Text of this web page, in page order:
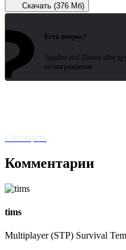
Скачать (376 Мб)
Есть вопрос?
Задайте его! Помогайте
вознаграждения.
Сообщить
Комментарии
tims
Multiplayer (STP) Survival